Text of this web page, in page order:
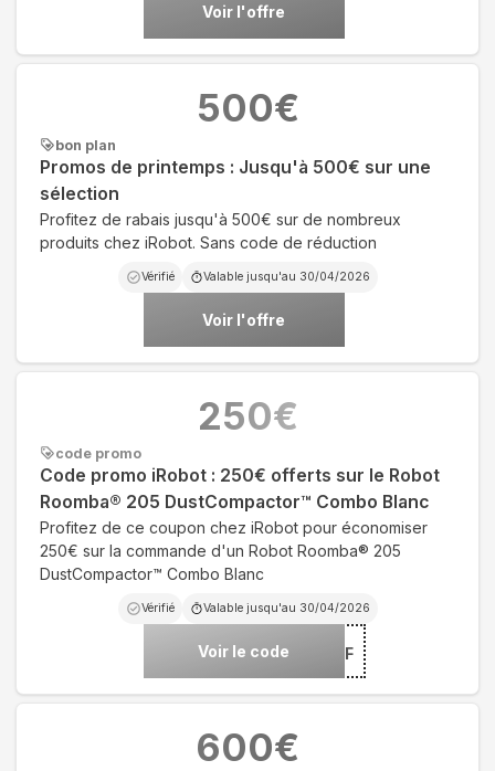
Voir l'offre
bon plan
Promos de printemps : Jusqu'à 500€ sur une
sélection
Profitez de rabais jusqu'à 500€ sur de nombreux
produits chez iRobot. Sans code de réduction
Vérifié Valable jusqu'au 30/04/2026
Voir l'offre
500€
code promo
Code promo iRobot : 250€ offerts sur le Robot
Roomba® 205 DustCompactor™ Combo Blanc
Profitez de ce coupon chez iRobot pour économiser
250€ sur la commande d'un Robot Roomba® 205
DustCompactor™ Combo Blanc
Vérifié Valable jusqu'au 30/04/2026
Voir le code ***OFF
250€
600€